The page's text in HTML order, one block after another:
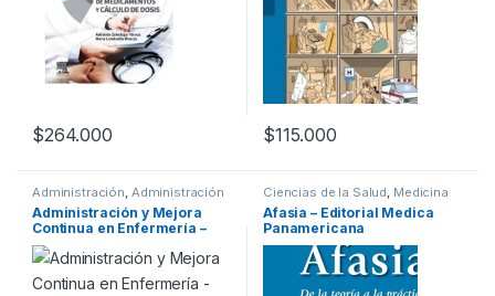
$264.000 $115.000
Administración, Administración
en Salud ,Administración y
Empresa,Ciencias de la Salud
Enfermería ,Profesionales y
Administración y Mejora
Continua en Enfermería –
Alvarado – McGrawHill
Ciencias de la Salud, Medicina
Afasia – Editorial Medica
Panamericana